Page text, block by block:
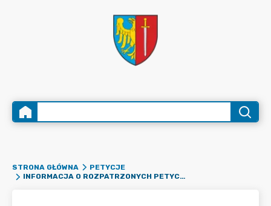
STRONA GŁÓWNA
PETYCJE
INFORMACJA O ROZPATRZONYCH PETYCJACH